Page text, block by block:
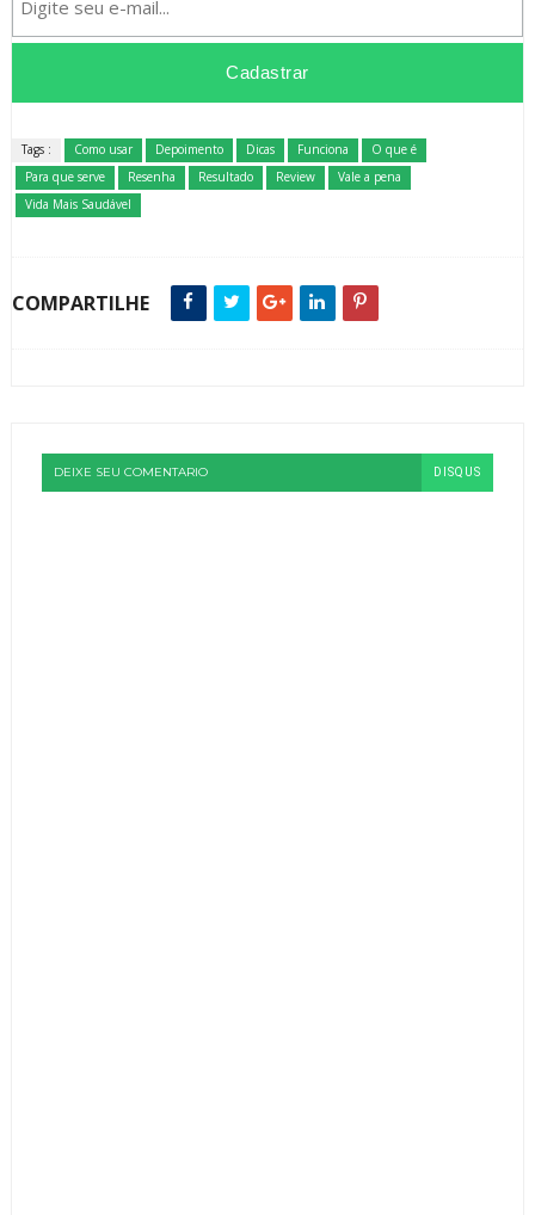
Tags : Como usar Depoimento Dicas Funciona
O que é
Para que serve
Resenha Resultado Review
Vale a pena
Vida Mais Saudável
COMPARTILHE
DEIXE SEU COMENTARIO DISQUS